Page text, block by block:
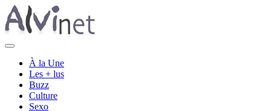
À la Une
Les + lus
Buzz
Culture
Sexo